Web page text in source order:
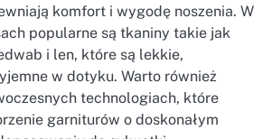
komfort i wygodę noszenia. W
popularne są tkaniny takie jak
i len, które są lekkie,
w dotyku. Warto również
technologiach, które
garniturów o doskonałym